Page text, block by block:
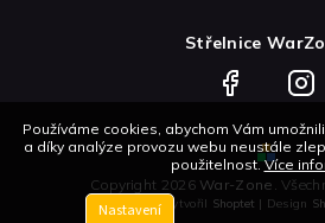
Používáme cookies, abychom Vám
a díky analýze provozu webu neustále
použitelnost.Více
Nastavení
Copyright 2026 War-Zone .
Vytvořil Shoptet | Design
Střelnice
Facebook